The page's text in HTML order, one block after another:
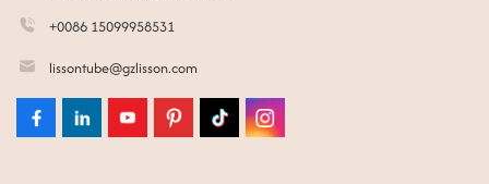
+0086 15099958531
lissontube@gzlisson.com